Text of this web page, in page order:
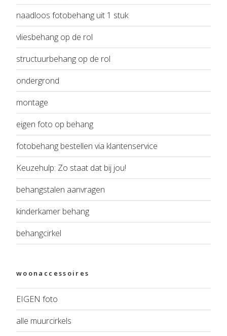
naadloos fotobehang uit 1 stuk
vliesbehang op de rol
structuurbehang op de rol
ondergrond
montage
eigen foto op behang
fotobehang bestellen via klantenservice
Keuzehulp: Zo staat dat bij jou!
behangstalen aanvragen
kinderkamer behang
behangcirkel
woonaccessoires
EIGEN foto
alle muurcirkels